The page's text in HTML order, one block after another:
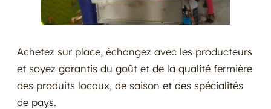
Achetez sur place, échangez avec les producteurs
et soyez garantis du goût et de la qualité fermière
des produits locaux, de saison et des spécialités
de pays.